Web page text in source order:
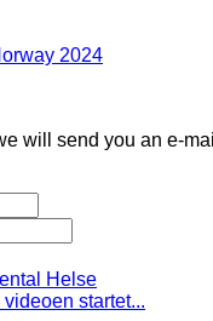
2024
will send you an e-
Helse
startet...